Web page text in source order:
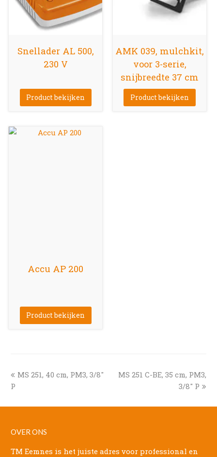
Snellader AL 500,
230 V
Product bekijken
AMK 039, mulchkit,
voor 3-serie,
snijbreedte 37 cm
Product bekijken
Accu AP 200
Product bekijken
previous
MS 251, 40 cm, PM3, 3/8″
P
next
MS 251 C-BE, 35 cm, PM3,
3/8″ P
OVER ONS
TM Eemnes is het juiste adres voor professional en